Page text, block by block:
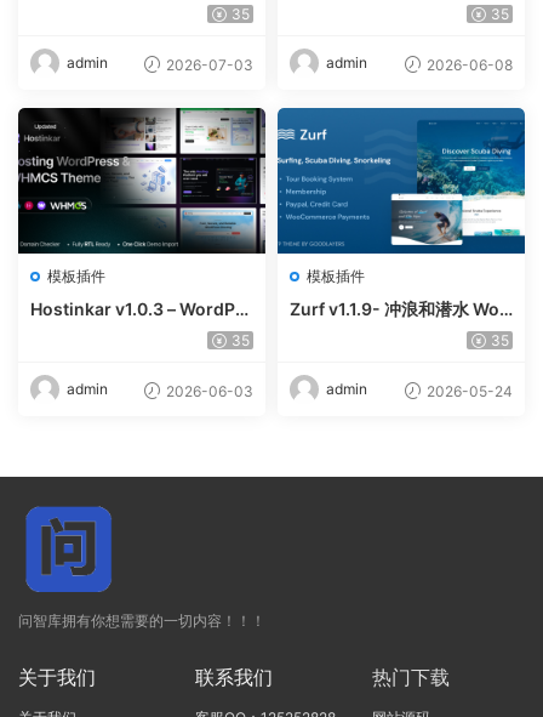
o Elementor WordPress Th
35
admin 2026-07-03
ortfolio & Digital Agency W
e
35
admin 2026-06-08
模板插件
Hostinkar v1.0.3 – WordPre
35
admin 2026-06-03
模板插件
Zurf v1.1.9- 冲浪和潜水 Wor
35
admin 2026-05-24
问智库拥有你想需要的一切内容！！！
关于我们 联系我们 热门下载